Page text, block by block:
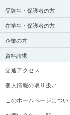
受験生・保護者の方
在学生・保護者の方
企業の方
資料請求
交通アクセス
個人情報の取り扱い
このホームぺージについ